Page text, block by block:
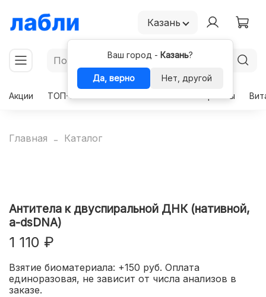
Казань
Ваш город - Казань?
Да, верно
Нет, другой
Акции
ТОП-50 Гормоны
Главная Каталог
Антитела к двуспиральной ДНК (нативной,
a-dsDNA)
1 110 ₽
Взятие биоматериала: +150 руб. Оплата
единоразовая, не зависит от числа анализов в
заказе.